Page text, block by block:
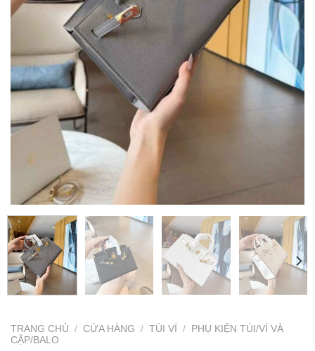
TRANG CHỦ / CỬA HÀNG / TÚI VÍ /
PHỤ KIỆN TÚI/VÍ VÀ
CẶP/BALO